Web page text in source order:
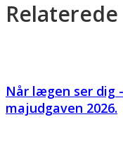
Når lægen ser dig
majudgaven 2026.